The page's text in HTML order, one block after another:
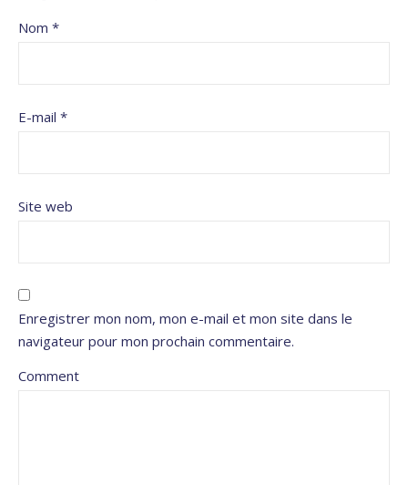
Nom *
E-mail *
Site web
Enregistrer mon nom, mon e-mail et mon site dans le
navigateur pour mon prochain commentaire.
Comment